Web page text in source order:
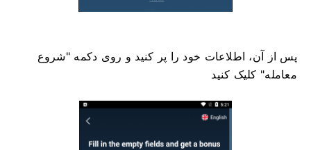
پس از آن، اطلاعات خود را پر کنید و روی دکمه "شروع
معامله" کلیک کنید